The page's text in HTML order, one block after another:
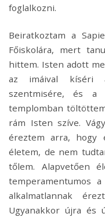
foglalkozni.
Beiratkoztam a
Főiskolára, mert
hittem. Isten adott
az imáival kíséri
szentmisére, és a
templomban
rám Isten szíve.
éreztem arra, hogy
életem, de nem
tőlem. Alapvetően
temperamentumos
alkalmatlannak
Ugyanakkor újra és